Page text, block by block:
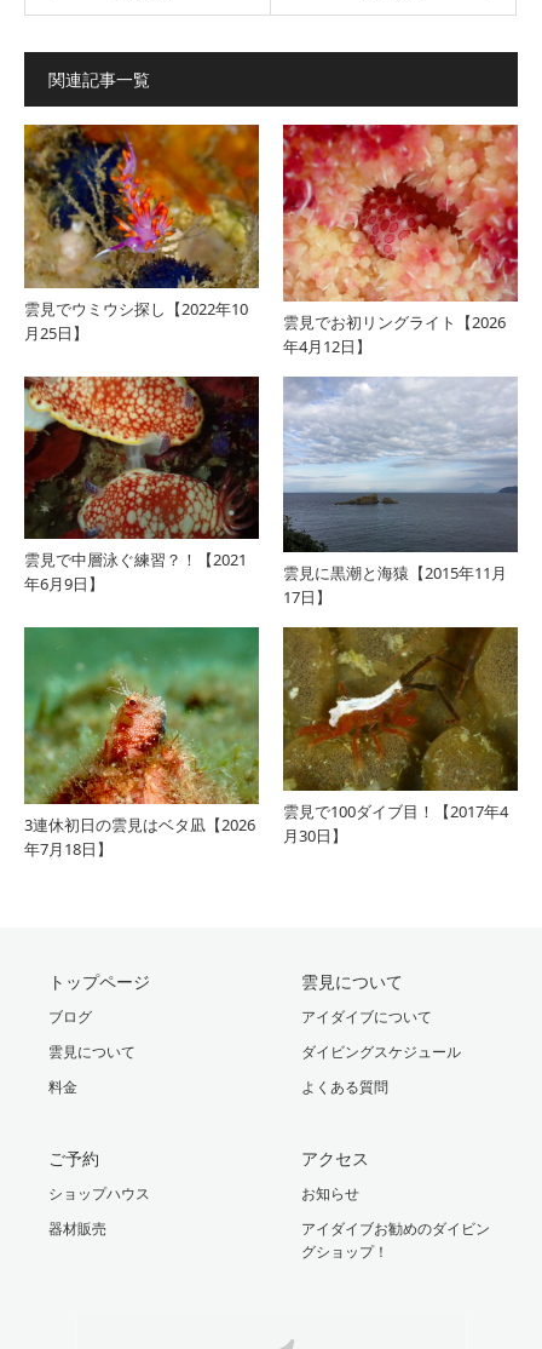
関連記事一覧
雲見でウミウシ探し【2022年10
月25日】
雲見でお初リングライト【2026
年4月12日】
雲見で中層泳ぐ練習？！【2021
年6月9日】
雲見に黒潮と海猿【2015年11月
17日】
3連休初日の雲見はベタ凪【2026
年7月18日】
雲見で100ダイブ目！【2017年4
月30日】
トップページ
ブログ
雲見について
料金
雲見について
アイダイブについて
ダイビングスケジュール
よくある質問
ご予約
ショップハウス
器材販売
アクセス
お知らせ
アイダイブお勧めのダイビン
グショップ！